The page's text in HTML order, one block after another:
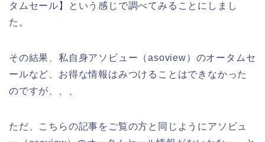
タムセール】という感じで調べてみることにしまし
た。
その結果、私自身アソビュー（asoview）のオータムセ
ールなど、お得な情報はみつけることはできなかった
のですが、、、
ただ、こちらの記事をご覧の方と同じようにアソビュ